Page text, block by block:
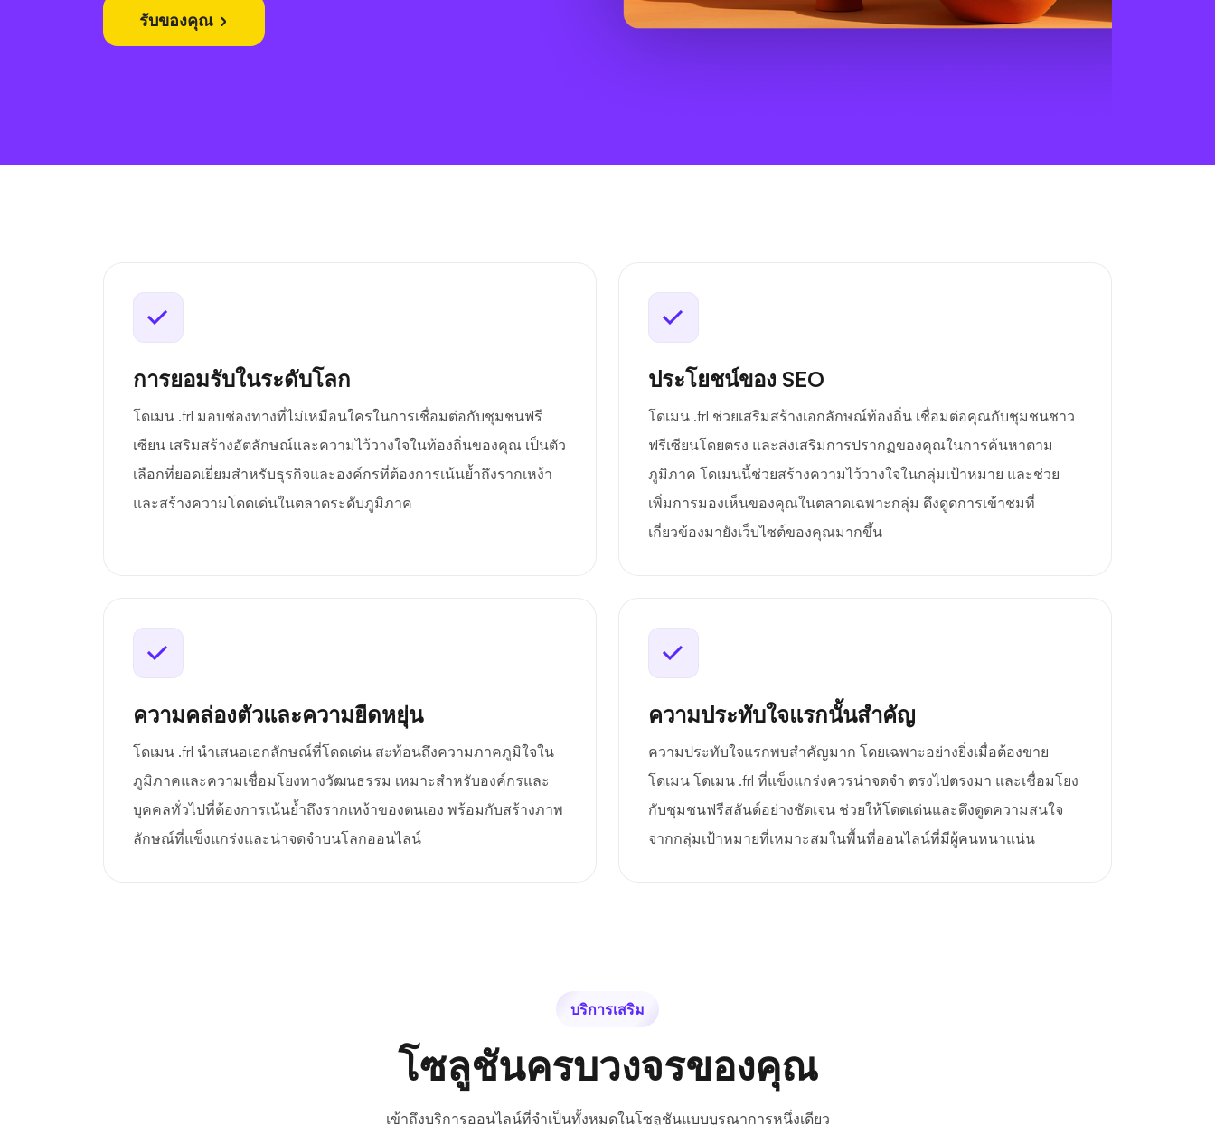
รับของคุณ
การยอมรับในระดับโลก
โดเมน .frl มอบช่องทางที่ไม่เหมือนใครในการเชื่อมต่อกับชุมชนฟรี
เซียน เสริมสร้างอัตลักษณ์และความไว้วางใจในท้องถิ่นของคุณ เป็นตัว
เลือกที่ยอดเยี่ยมสำหรับธุรกิจและองค์กรที่ต้องการเน้นย้ำถึงรากเหง้า
และสร้างความโดดเด่นในตลาดระดับภูมิภาค
ประโยชน์ของ SEO
โดเมน .frl ช่วยเสริมสร้างเอกลักษณ์ท้องถิ่น เชื่อมต่อคุณกับชุมชนชาว
ฟรีเซียนโดยตรง และส่งเสริมการปรากฏของคุณในการค้นหาตาม
ภูมิภาค โดเมนนี้ช่วยสร้างความไว้วางใจในกลุ่มเป้าหมาย และช่วย
เพิ่มการมองเห็นของคุณในตลาดเฉพาะกลุ่ม ดึงดูดการเข้าชมที่
เกี่ยวข้องมายังเว็บไซต์ของคุณมากขึ้น
ความคล่องตัวและความยืดหยุ่น
โดเมน .frl นำเสนอเอกลักษณ์ที่โดดเด่น สะท้อนถึงความภาคภูมิใจใน
ภูมิภาคและความเชื่อมโยงทางวัฒนธรรม เหมาะสำหรับองค์กรและ
บุคคลทั่วไปที่ต้องการเน้นย้ำถึงรากเหง้าของตนเอง พร้อมกับสร้างภาพ
ลักษณ์ที่แข็งแกร่งและน่าจดจำบนโลกออนไลน์
ความประทับใจแรกนั้นสำคัญ
ความประทับใจแรกพบสำคัญมาก โดยเฉพาะอย่างยิ่งเมื่อต้องขาย
โดเมน โดเมน .frl ที่แข็งแกร่งควรน่าจดจำ ตรงไปตรงมา และเชื่อมโยง
กับชุมชนฟรีสลันด์อย่างชัดเจน ช่วยให้โดดเด่นและดึงดูดความสนใจ
จากกลุ่มเป้าหมายที่เหมาะสมในพื้นที่ออนไลน์ที่มีผู้คนหนาแน่น
บริการเสริม
โซลูชันครบวงจรของคุณ
เข้าถึงบริการออนไลน์ที่จำเป็นทั้งหมดในโซลูชันแบบบูรณาการหนึ่งเดียว